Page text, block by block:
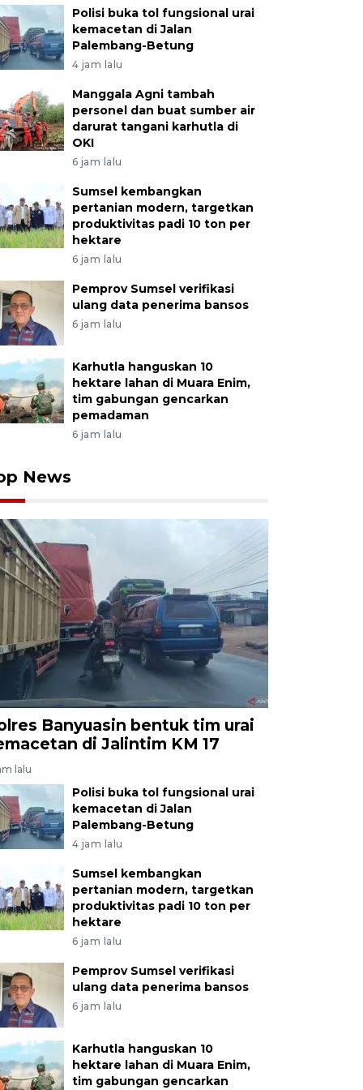
Polisi buka tol fungsional urai
kemacetan di Jalan
Palembang-Betung
4 jam lalu
Manggala Agni tambah
personel dan buat sumber air
darurat tangani karhutla di
OKI
6 jam lalu
Sumsel kembangkan
pertanian modern, targetkan
produktivitas padi 10 ton per
hektare
6 jam lalu
Pemprov Sumsel verifikasi
ulang data penerima bansos
6 jam lalu
Karhutla hanguskan 10
hektare lahan di Muara Enim,
tim gabungan gencarkan
pemadaman
6 jam lalu
News
Banyuasin bentuk tim urai
di Jalintim KM 17
lalu
Polisi buka tol fungsional urai
kemacetan di Jalan
Palembang-Betung
4 jam lalu
Sumsel kembangkan
pertanian modern, targetkan
produktivitas padi 10 ton per
hektare
6 jam lalu
Pemprov Sumsel verifikasi
ulang data penerima bansos
6 jam lalu
Karhutla hanguskan 10
hektare lahan di Muara Enim,
tim gabungan gencarkan